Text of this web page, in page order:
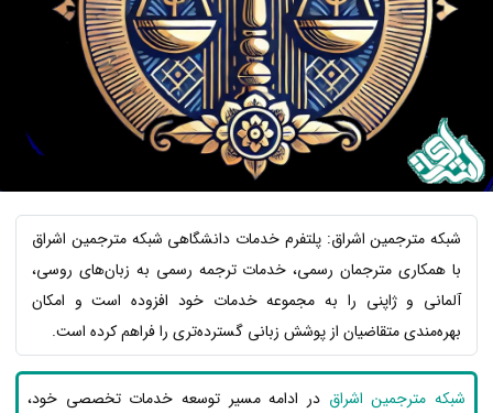
شبکه مترجمین اشراق: پلتفرم خدمات دانشگاهی شبکه مترجمین اشراق
با همکاری مترجمان رسمی، خدمات ترجمه رسمی به زبان‌های روسی،
آلمانی و ژاپنی را به مجموعه خدمات خود افزوده است و امکان
بهره‌مندی متقاضیان از پوشش زبانی گسترده‌تری را فراهم کرده است.
شبکه مترجمین اشراق در ادامه مسیر توسعه خدمات تخصصی خود،